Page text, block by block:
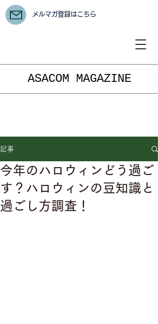
ASACOM MAGAZINE
メルマガ登録はこちら
記事
今年のハロウィンどう過ご
す？ハロウィンの豆知識と
過ごし方調査！